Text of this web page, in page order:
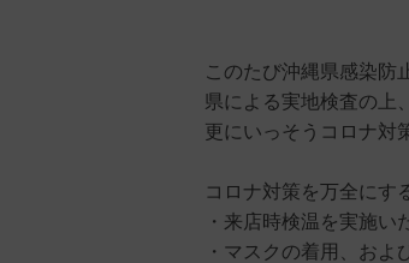
このたび沖縄県感染防
県による実地検査の上
更にいっそうコロナ対
コロナ対策を万全にす
・来店時検温を実施い
・マスクの着用、およ